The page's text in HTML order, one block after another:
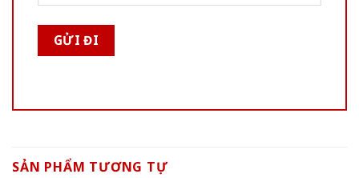
SẢN PHẨM TƯƠNG TỰ